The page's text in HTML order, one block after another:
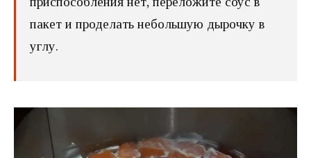
пакет и проделать небольшую дырочку в
углу.